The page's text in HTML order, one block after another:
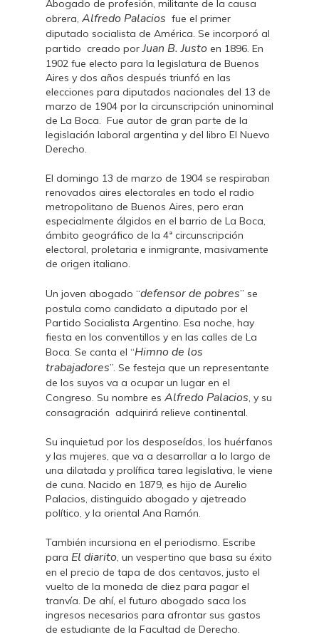
Abogado de profesión, militante de la causa
obrera, Alfredo Palacios fue el primer
diputado socialista de América. Se incorporó al
partido creado porJuan B. Justo en 1896. En
1902 fue electo para la legislatura de Buenos
Aires y dos años después triunfó en las
elecciones para diputados nacionales del 13 de
marzo de 1904 por la circunscripción uninominal
de La Boca. Fue autor de gran parte de la
legislación laboral argentina y del libro El Nuevo
Derecho.
El domingo 13 de marzo de 1904 se respiraban
renovados aires electorales en todo el radio
metropolitano de Buenos Aires, pero eran
especialmente álgidos en el barrio de La Boca,
ámbito geográfico de la 4ª circunscripción
electoral, proletaria e inmigrante, masivamente
de origen italiano.
Un joven abogado “defensor de pobres” se
postula como candidato a diputado por el
Partido Socialista Argentino. Esa noche, hay
fiesta en los conventillos y en las calles de La
Boca. Se canta el “Himno de los
trabajadores”. Se festeja que un representante
de los suyos va a ocupar un lugar en el
Congreso. Su nombre es Alfredo Palacios, y su
consagración adquirirá relieve continental.
Su inquietud por los desposeídos, los huérfanos
y las mujeres, que va a desarrollar a lo largo de
una dilatada y prolífica tarea legislativa, le viene
de cuna. Nacido en 1879, es hijo de Aurelio
Palacios, distinguido abogado y ajetreado
político, y la oriental Ana Ramón.
También incursiona en el periodismo. Escribe
para El diarito, un vespertino que basa su éxito
en el precio de tapa de dos centavos, justo el
vuelto de la moneda de diez para pagar el
tranvía. De ahí, el futuro abogado saca los
ingresos necesarios para afrontar sus gastos
de estudiante de la Facultad de Derecho.